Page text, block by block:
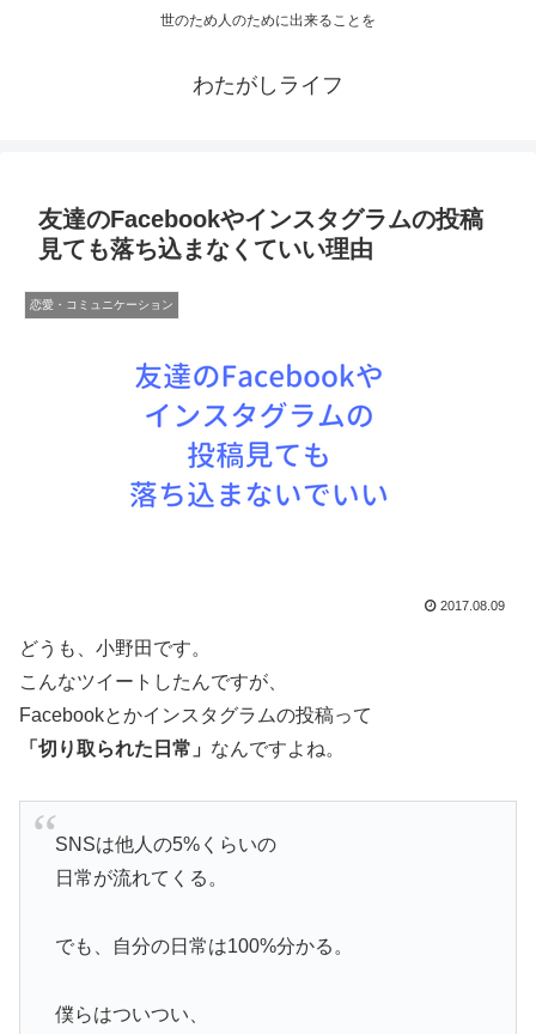
世のため人のために出来ることを
わたがしライフ
友達のFacebookやインスタグラムの投稿
見ても落ち込まなくていい理由
恋愛・コミュニケーション
2017.08.09
どうも、小野田です。
こんなツイートしたんですが、
Facebookとかインスタグラムの投稿って
「切り取られた日常」 なんですよね。
SNSは他人の5%くらいの
日常が流れてくる。
でも、自分の日常は100%分かる。
僕らはついつい、